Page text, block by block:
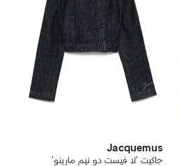
Jacquemus
جاكيت 'لا فيست دو نيم مارينو'